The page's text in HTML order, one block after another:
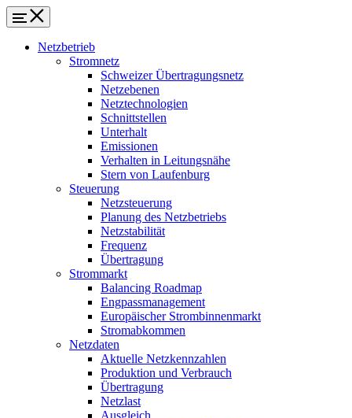
Netzbetrieb
Stromnetz
Schweizer Übertragungsnetz
Netzebenen
Netztechnologien
Schnittstellen
Unterhalt
Emissionen
Verhalten in Leitungsnähe
Stern von Laufenburg
Steuerung
Netzsteuerung
Planung des Netzbetriebs
Netzstabilität
Frequenz
Übertragung
Strommarkt
Balancing Roadmap
Engpassmanagement
Europäischer Strombinnenmarkt
Stromabkommen
Netzdaten
Aktuelle Netzkennzahlen
Produktion und Verbrauch
Übertragung
Netzlast
Ausgleich